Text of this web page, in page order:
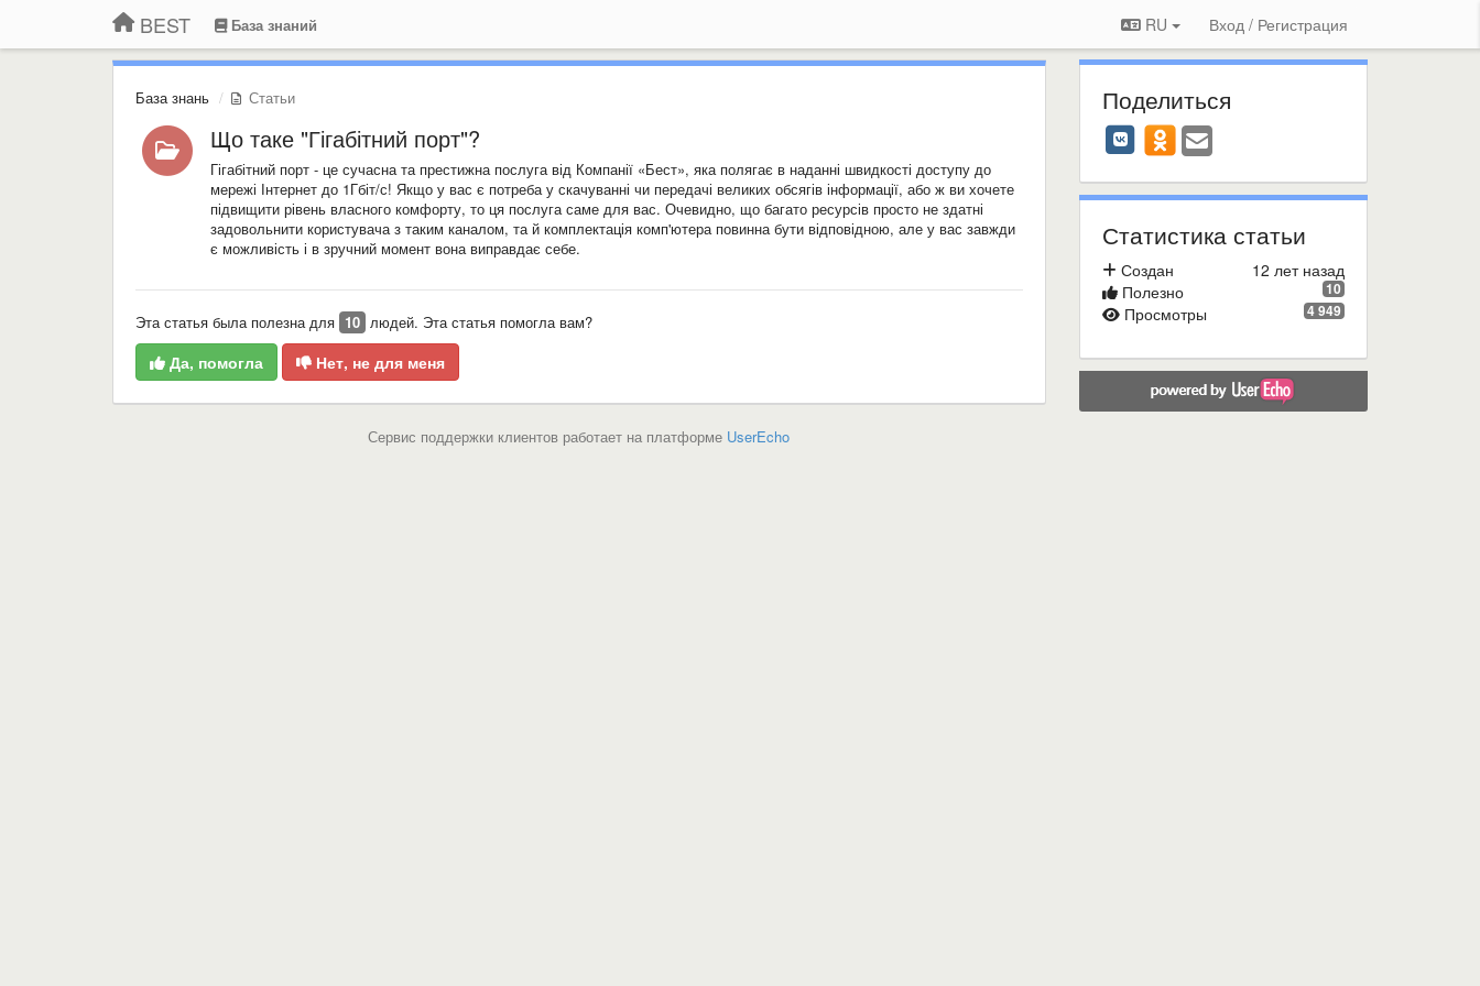
BEST База знаний RU Вход / Регистрация
База знань Статьи
Що таке "Гігабітний порт"?
Гігабітний порт - це сучасна та престижна послуга від Компанії «Бест», яка полягає в наданні швидкості доступу до
мережі Інтернет до 1Гбіт/с! Якщо у вас є потреба у скачуванні чи передачі великих обсягів інформації, або ж ви хочете
підвищити рівень власного комфорту, то ця послуга саме для вас. Очевидно, що багато ресурсів просто не здатні
задовольнити користувача з таким каналом, та й комплектація комп'ютера повинна бути відповідною, але у вас завжди
є можливість і в зручний момент вона виправдає себе.
Эта статья была полезна для 10 людей. Эта статья помогла вам?
Да, помогла Нет, не для меня
Сервис поддержки клиентов работает на платформе UserEcho
Поделиться
Статистика статьи
12 лет назад
Создан
10
Полезно
4 949
Просмотры